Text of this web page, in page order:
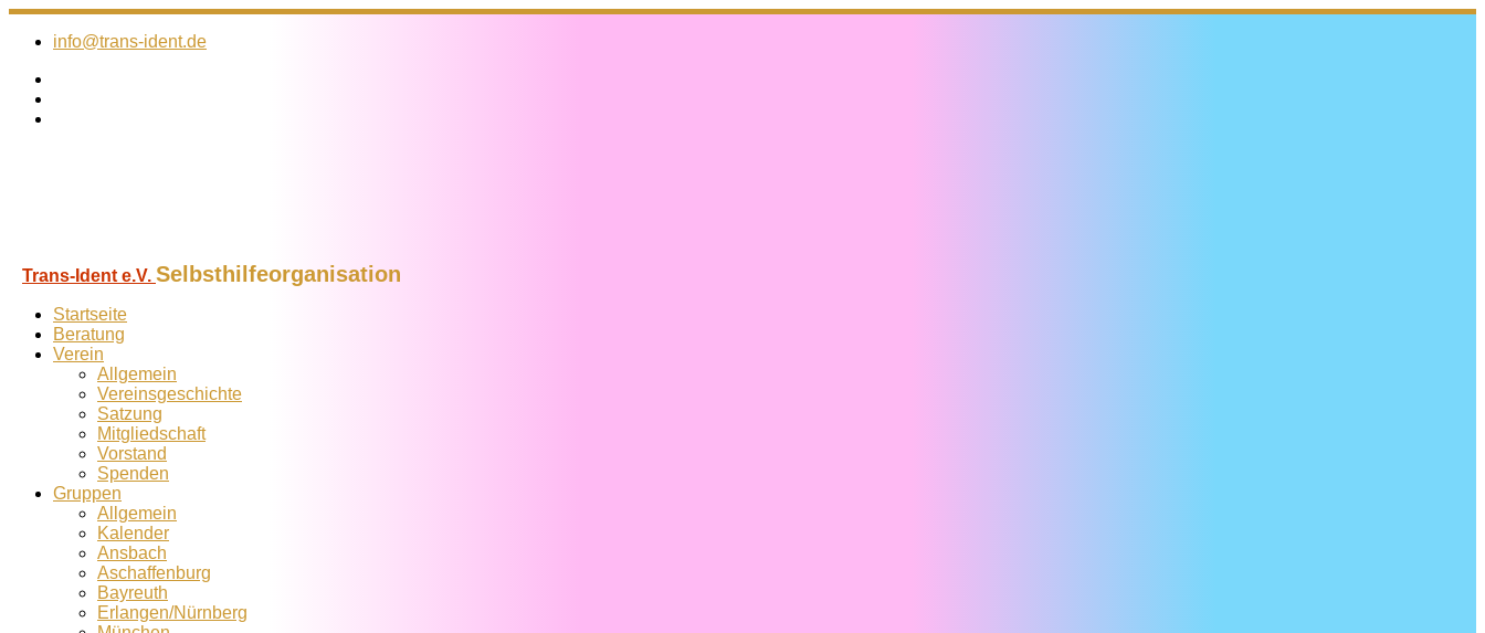
Zum
Inhalt
info@trans-ident.de
Trans-Ident e.V. Selbsthilfeorganisation
Startseite
Beratung
Verein
Allgemein
Vereins­geschichte
Satzung
Mitglied­schaft
Vorstand
Spenden
Gruppen
Allgemein
Kalender
Ansbach
Aschaffenburg
Bayreuth
Erlangen/Nürnberg